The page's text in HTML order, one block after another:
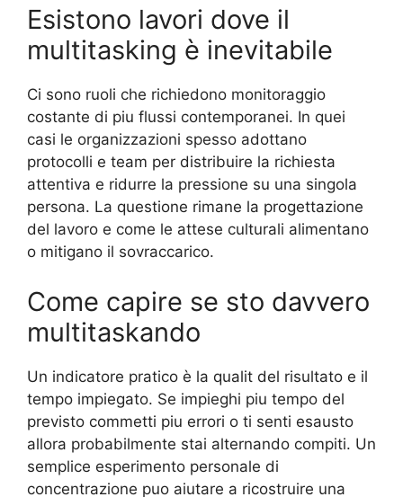
Esistono lavori dove il
multitasking è inevitabile
Ci sono ruoli che richiedono monitoraggio
costante di piu flussi contemporanei. In quei
casi le organizzazioni spesso adottano
protocolli e team per distribuire la richiesta
attentiva e ridurre la pressione su una singola
persona. La questione rimane la progettazione
del lavoro e come le attese culturali alimentano
o mitigano il sovraccarico.
Come capire se sto davvero
multitaskando
Un indicatore pratico è la qualit del risultato e il
tempo impiegato. Se impieghi piu tempo del
previsto commetti piu errori o ti senti esausto
allora probabilmente stai alternando compiti. Un
semplice esperimento personale di
concentrazione puo aiutare a ricostruire una